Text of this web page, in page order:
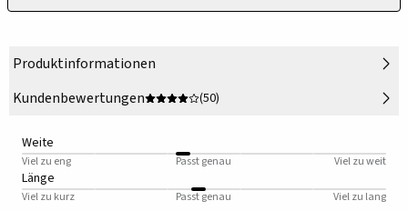
Produktinformationen
Kundenbewertungen
(50)
Weite
Viel zu eng Passt genau Viel zu weit
Länge
Viel zu kurz Passt genau Viel zu lang